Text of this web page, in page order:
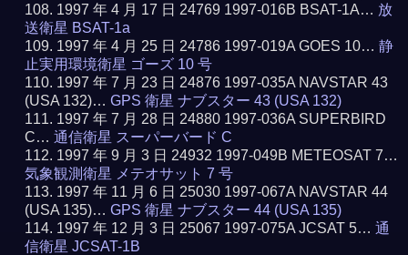
1997 年 4 月 17 日 24769 1997-016B BSAT-1A… 放
送衛星 BSAT-1a
1997 年 4 月 25 日 24786 1997-019A GOES 10…静
止実用環境衛星 ゴーズ 10 号
1997 年 7 月 23 日 24876 1997-035A NAVSTAR 43
(USA 132)…GPS 衛星 ナブスター 43 (USA 132)
1997 年 7 月 28 日 24880 1997-036A SUPERBIRD
C…通信衛星 スーパーバード C
1997 年 9 月 3 日 24932 1997-049B METEOSAT 7…
気象観測衛星 メテオサット 7 号
1997 年 11 月 6 日 25030 1997-067A NAVSTAR 44
(USA 135)…GPS 衛星 ナブスター 44 (USA 135)
1997 年 12 月 3 日 25067 1997-075A JCSAT 5…通
信衛星 JCSAT-1B